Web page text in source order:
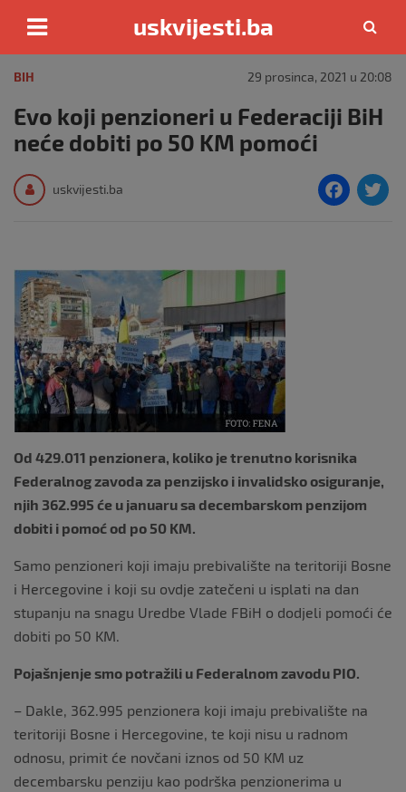
content
uskvijesti.ba
BIH 29 prosinca, 2021 u 20:08
Evo koji penzioneri u Federaciji BiH
neće dobiti po 50 KM pomoći
uskvijesti.ba
F
Od 429.011 penzionera, koliko je trenutno korisnika
Federalnog zavoda za penzijsko i invalidsko osiguranje,
njih 362.995 će u januaru sa decembarskom penzijom
dobiti i pomoć od po 50 KM.
Samo penzioneri koji imaju prebivalište na teritoriji Bosne
i Hercegovine i koji su ovdje zatečeni u isplati na dan
stupanju na snagu Uredbe Vlade FBiH o dodjeli pomoći će
dobiti po 50 KM.
Pojašnjenje smo potražili u Federalnom zavodu PIO.
– Dakle, 362.995 penzionera koji imaju prebivalište na
teritoriji Bosne i Hercegovine, te koji nisu u radnom
odnosu, primit će novčani iznos od 50 KM uz
decembarsku penziju kao podrška penzionerima u